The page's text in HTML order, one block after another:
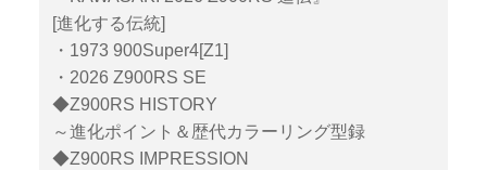
[進化する伝統]
・1973 900Super4[Z1]
・2026 Z900RS SE
◆Z900RS HISTORY
～進化ポイント＆歴代カラーリング型録
◆Z900RS IMPRESSION